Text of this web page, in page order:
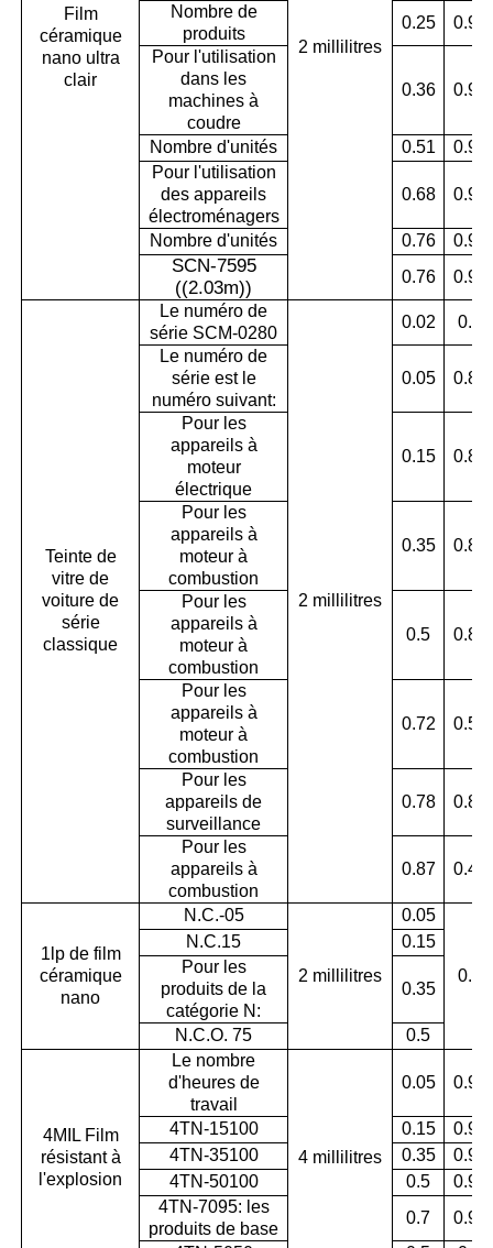
Film
céramique
nano ultra
clair
2 millilitres
Nombre de
produits
0.25
0.96
Pour l'utilisation
dans les
machines à
coudre
0.36 0.94
Nombre d'unités 0.51
0.96
Pour l'utilisation
des appareils
électroménagers
0.68 0.95
Nombre d'unités 0.76 0.94
SCN-7595
((2.03m))
0.76 0.94
Teinte de
vitre de
voiture de
série
classique
Le numéro de
série SCM-0280
2 millilitres
0.02
0.8
Le numéro de
série est le
numéro suivant:
0.05 0.88
Pour les
appareils à
moteur
électrique
0.15 0.87
Pour les
appareils à
moteur à
combustion
0.35 0.87
Pour les
appareils à
moteur à
combustion
0.5 0.86
Pour les
appareils à
moteur à
combustion
0.72 0.55
Pour les
appareils de
surveillance
0.78 0.83
Pour les
appareils à
combustion
0.87 0.45
1lp de film
céramique
nano
N.C.-05
2 millilitres
0.05
0.9
N.C.15
0.15
Pour les
produits de la
catégorie N:
0.35
N.C.O. 75 0.5
4MIL Film
résistant à
l'explosion
Le nombre
d'heures de
travail
4 millilitres
0.05 0.97
4TN-15100 0.15
0.96
4TN-35100
0.35
0.96
4TN-50100
0.5
0.95
4TN-7095: les
produits de base
0.7
0.95